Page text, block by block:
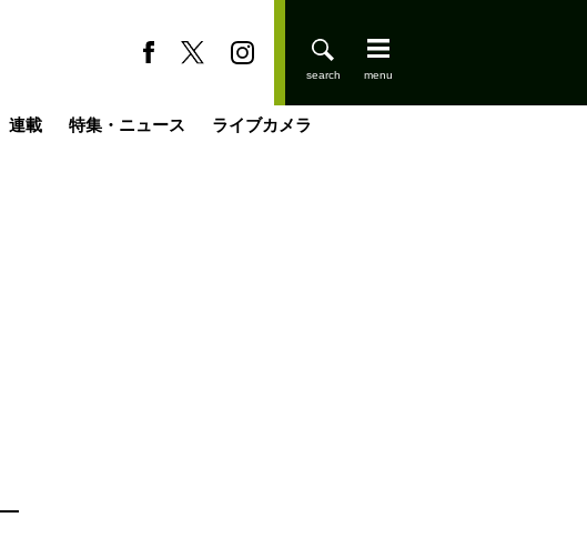
連載 特集・ニュース ライブカメラ